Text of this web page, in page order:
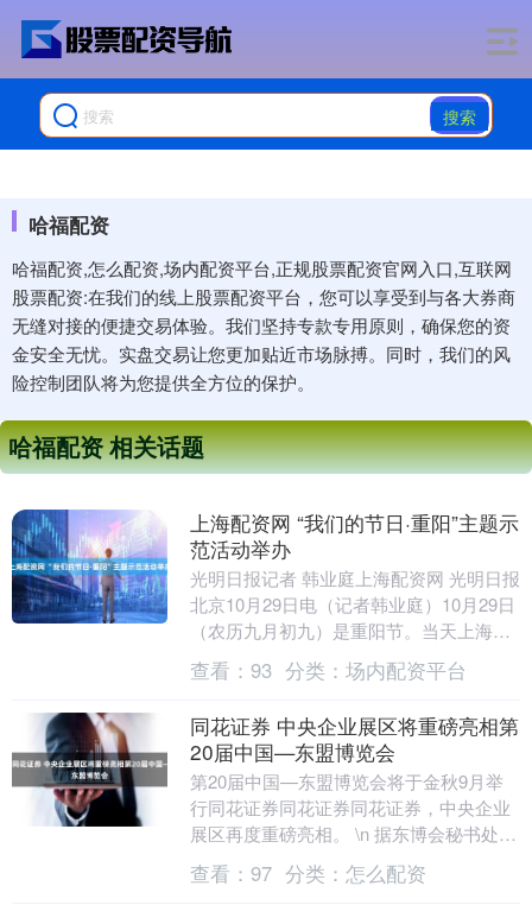
搜索
哈福配资
哈福配资,怎么配资,场内配资平台,正规股票配资官网入口,互联网
股票配资:在我们的线上股票配资平台，您可以享受到与各大券商
无缝对接的便捷交易体验。我们坚持专款专用原则，确保您的资
金安全无忧。实盘交易让您更加贴近市场脉搏。同时，我们的风
险控制团队将为您提供全方位的保护。
哈福配资 相关话题
上海配资网 “我们的节日·重阳”主题示
范活动举办
光明日报记者 韩业庭上海配资网 光明日报
北京10月29日电（记者韩业庭）10月29日
（农历九月初九）是重阳节。当天上海配
资网，“我们的节日·重阳”主题示范活动
在....
查看： 93 分类： 场内配资平台
同花证券 中央企业展区将重磅亮相第
20届中国—东盟博览会
第20届中国—东盟博览会将于金秋9月举
行同花证券同花证券同花证券，中央企业
展区再度重磅亮相。 \n 据东博会秘书处介
绍，展区由国机集团、中国远洋海运、通
用技术集....
查看： 97 分类： 怎么配资